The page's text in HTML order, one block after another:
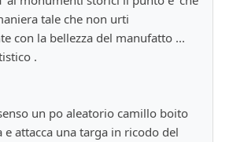
tale che non urti
con la bellezza del manufatto ...
.
un po aleatorio camillo boito
e attacca una targa in ricodo del